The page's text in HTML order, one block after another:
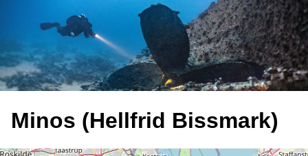
Minos (Hellfrid Bissmark)